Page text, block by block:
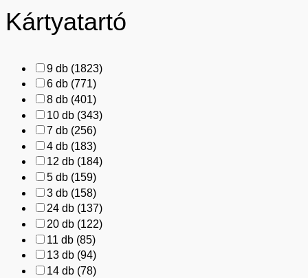
Kártyatartó
9 db (1823)
6 db (771)
8 db (401)
10 db (343)
7 db (256)
4 db (183)
12 db (184)
5 db (159)
3 db (158)
24 db (137)
20 db (122)
11 db (85)
13 db (94)
14 db (78)